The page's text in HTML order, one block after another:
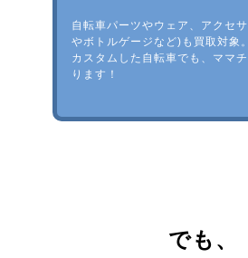
自転車パーツやウェア、アクセ
やボトルゲージなど)も買取対象。
カスタムした自転車でも、ママ
ります！
でも、